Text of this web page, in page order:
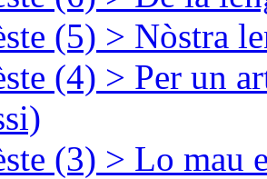
(5) > Nòstra
(4) > Per un
(3) > Lo mau